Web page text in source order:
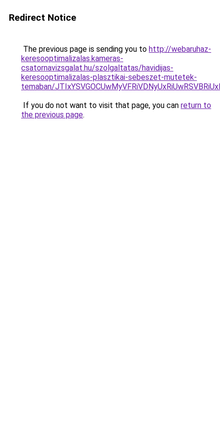
Redirect Notice
The previous page is sending you to http://webaruhaz-
keresooptimalizalas.kameras-
csatornavizsgalat.hu/szolgaltatas/havidijas-
keresooptimalizalas-plasztikai-sebeszet-mutetek-
temaban/
If you do not want to visit that page, you can return to
the previous page.